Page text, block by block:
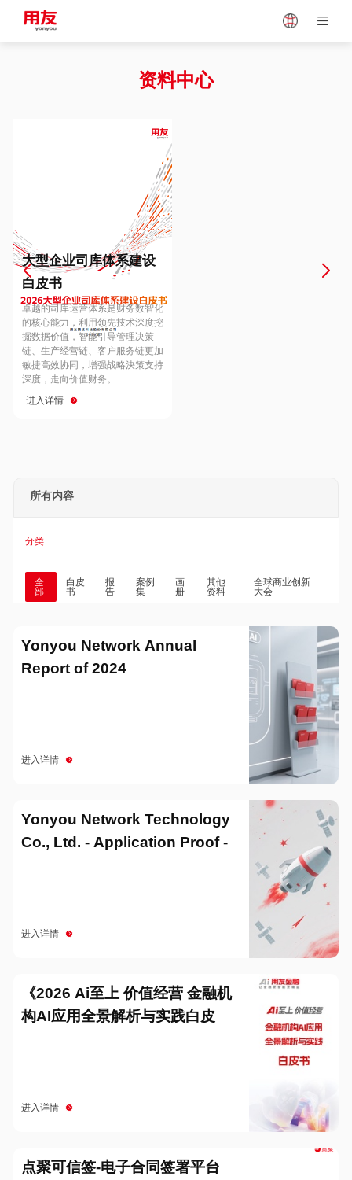
Vietnam
Europe
Hungary
Hong Kong
资料中心
大型企业司库体系建设
白皮书
卓越的司库运营体系是财务数智化
的核心能力，利用领先技术深度挖
掘数据价值，智能引导管理决策
链、生产经营链、客户服务链更加
敏捷高效协同，增强战略決策支持
深度，走向价值财务。
进入详情
所有内容
分类
全
部
白皮
书
报
告
案例
集
画
册
其他
资料
全球商业创新
大会
Yonyou Network Annual
Report of 2024
进入详情
Yonyou Network Technology
Co., Ltd. - Application Proof -
进入详情
《2026 Ai至上 价值经营 金融机
构AI应用全景解析与实践白皮
进入详情
点聚可信签-电子合同签署平台